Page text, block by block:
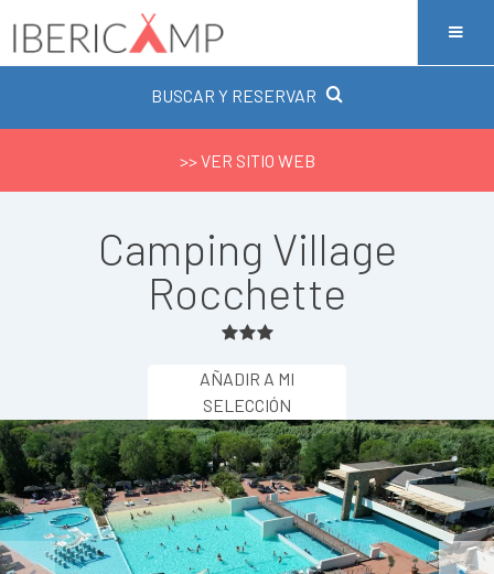
BUSCAR Y RESERVAR
>> VER SITIO WEB
Camping Village
Rocchette
AÑADIR A MI
SELECCIÓN